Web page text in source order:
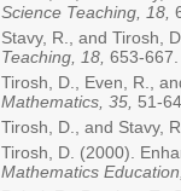
Science Teaching, 18,
Stavy, R., and Tirosh,
Teaching, 18, 653-667.
Tirosh, D., Even, R.,
Mathematics, 35, 51-64.
Tirosh, D., and Stavy,
Tirosh, D. (2000).
Mathematics